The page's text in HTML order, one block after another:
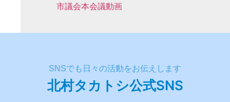
市議会本会議動画
北村タカトシ公式SNS
SNSでも日々の活動をお伝えします